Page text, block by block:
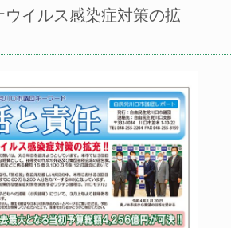
ウイルス感染症対策の拡